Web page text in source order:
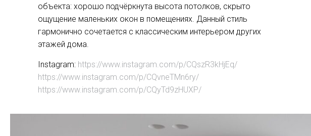
объекта: хорошо подчёркнута высота потолков, скрыто
ощущение маленьких окон в помещениях. Данный стиль
гармонично сочетается с классическим интерьером других
этажей дома.
Instagram: https://www.instagram.com/p/CQszR3kHjEq/
https://www.instagram.com/p/CQvneTMn6ry/
https://www.instagram.com/p/CQyTd9zHUXP/